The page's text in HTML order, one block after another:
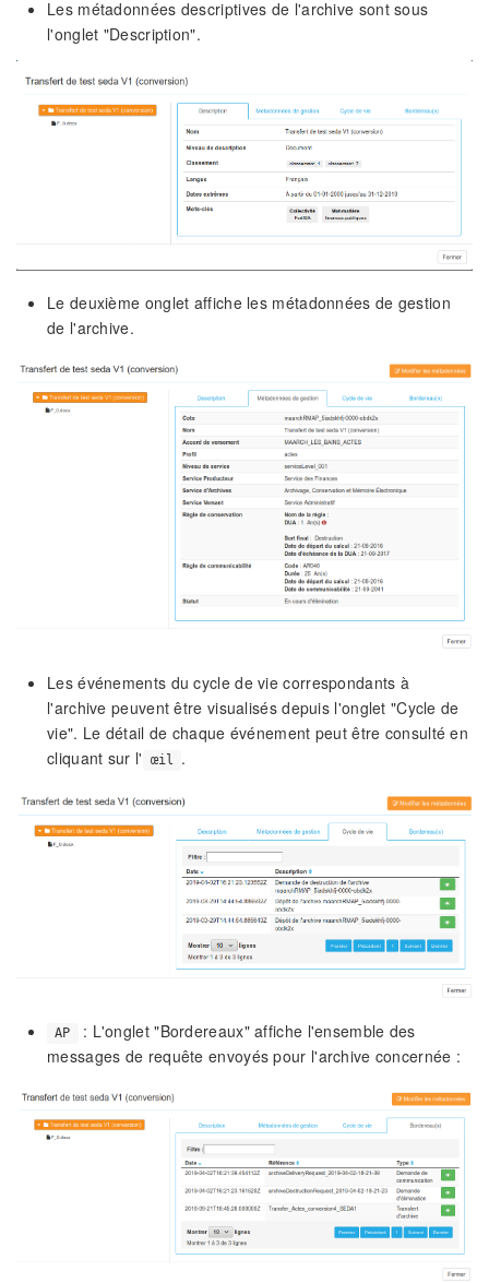
Les métadonnées descriptives de l'archive sont sous
l'onglet "Description".
Le deuxième onglet affiche les métadonnées de gestion
de l'archive.
Les événements du cycle de vie correspondants à
l'archive peuvent être visualisés depuis l'onglet "Cycle de
vie". Le détail de chaque événement peut être consulté en
cliquant sur l'
œil .
AP
: L'onglet "Bordereaux" affiche l'ensemble des
messages de requête envoyés pour l'archive concernée :